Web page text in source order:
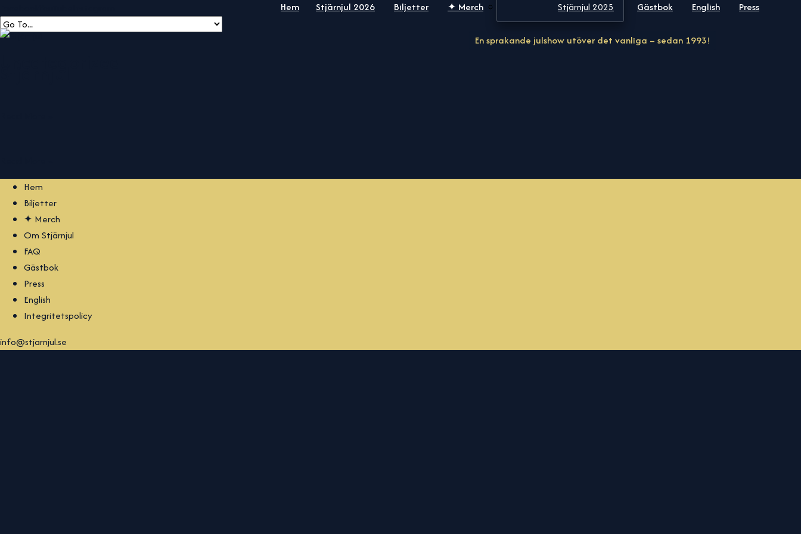
Hem Stjärnjul 2026 Biljetter ✦ Merch Stjärnjul 2025 Gästbok English Press
En sprakande julshow utöver det vanliga – sedan 1993!
Hem
Biljetter
✦ Merch
Om Stjärnjul
FAQ
Gästbok
Press
English
Integritetspolicy
info@stjarnjul.se